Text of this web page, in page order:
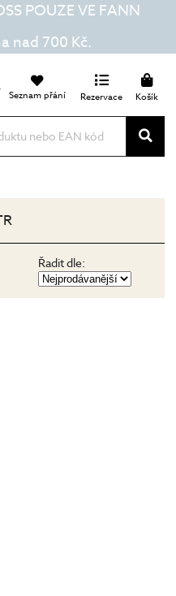
POUZE VE FANN
nad 700 Kč.
Seznam přání Rezervace Košík
Řadit dle: